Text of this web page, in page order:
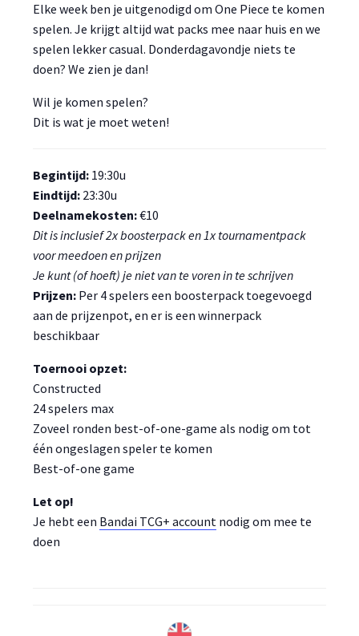
Elke week ben je uitgenodigd om One Piece te komen
spelen. Je krijgt altijd wat packs mee naar huis en we
spelen lekker casual. Donderdagavondje niets te
doen? We zien je dan!
Wil je komen spelen?
Dit is wat je moet weten!
Begintijd: 19:30u
Eindtijd: 23:30u
Deelnamekosten:€10
Dit is inclusief 2x boosterpack en 1x tournamentpack
voor meedoen en prijzen
Je kunt (of hoeft) je niet van te voren in te schrijven
Prijzen: Per 4 spelers een boosterpack toegevoegd
aan de prijzenpot, en er is een winnerpack
beschikbaar
Toernooi opzet:
Constructed
24 spelers max
Zoveel ronden best-of-one-game als nodig om tot
één ongeslagen speler te komen
Best-of-one game
Let op!
Je hebt een Bandai TCG+ account nodig om mee te
doen